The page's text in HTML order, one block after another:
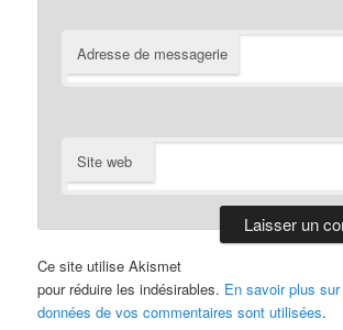
Adresse de messagerie
Site web
Ce site utilise Akismet
pour réduire les indésirables. En savoir plus
données de vos commentaires sont utilisées.